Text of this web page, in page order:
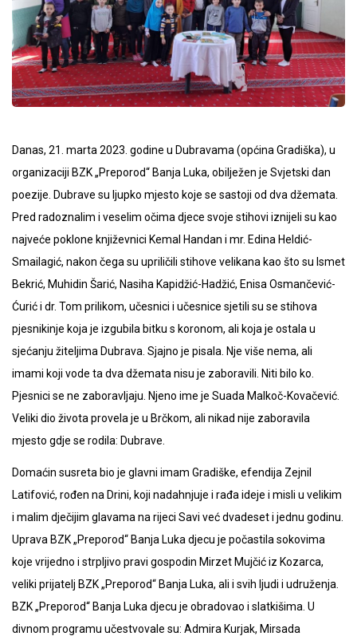
Danas, 21. marta 2023. godine u Dubravama (općina Gradiška), u
organizaciji BZK „Preporod“ Banja Luka, obilježen je Svjetski dan
poezije. Dubrave su ljupko mjesto koje se sastoji od dva džemata.
Pred radoznalim i veselim očima djece svoje stihovi iznijeli su kao
najveće poklone književnici Kemal Handan i mr. Edina Heldić-
Smailagić, nakon čega su upriličili stihove velikana kao što su Ismet
Bekrić, Muhidin Šarić, Nasiha Kapidžić-Hadžić, Enisa Osmančević-
Ćurić i dr. Tom prilikom, učesnici i učesnice sjetili su se stihova
pjesnikinje koja je izgubila bitku s koronom, ali koja je ostala u
sjećanju žiteljima Dubrava. Sjajno je pisala. Nje više nema, ali
imami koji vode ta dva džemata nisu je zaboravili. Niti bilo ko.
Pjesnici se ne zaboravljaju. Njeno ime je Suada Malkoč-Kovačević.
Veliki dio života provela je u Brčkom, ali nikad nije zaboravila
mjesto gdje se rodila: Dubrave.
Domaćin susreta bio je glavni imam Gradiške, efendija Zejnil
Latifović, rođen na Drini, koji nadahnjuje i rađa ideje i misli u velikim
i malim dječijim glavama na rijeci Savi već dvadeset i jednu godinu.
Uprava BZK „Preporod“ Banja Luka djecu je počastila sokovima
koje vrijedno i strpljivo pravi gospodin Mirzet Mujčić iz Kozarca,
veliki prijatelj BZK „Preporod“ Banja Luka, ali i svih ljudi i udruženja.
BZK „Preporod“ Banja Luka djecu je obradovao i slatkišima. U
divnom programu učestvovale su: Admira Kurjak, Mirsada